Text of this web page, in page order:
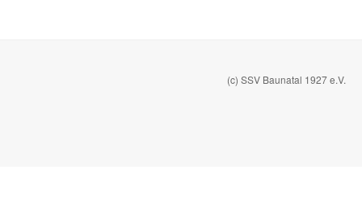
(c) SSV Baunatal 1927 e.V.